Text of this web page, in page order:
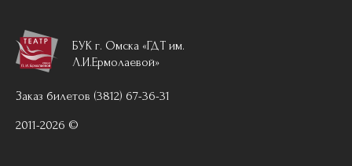
БУК г. Омска «ГДТ им.
Л.И.Ермолаевой»
Заказ билетов (3812) 67-36-31
2011-2026 ©